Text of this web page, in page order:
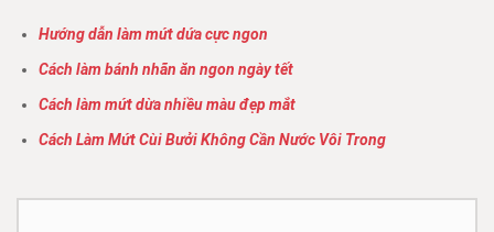
Hướng dẫn làm mứt dứa cực ngon
Cách làm bánh nhãn ăn ngon ngày tết
Cách làm mứt dừa nhiều màu đẹp mắt
Cách Làm Mứt Cùi Bưởi Không Cần Nước Vôi Trong